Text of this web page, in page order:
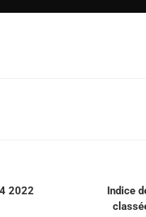
2022
Indice